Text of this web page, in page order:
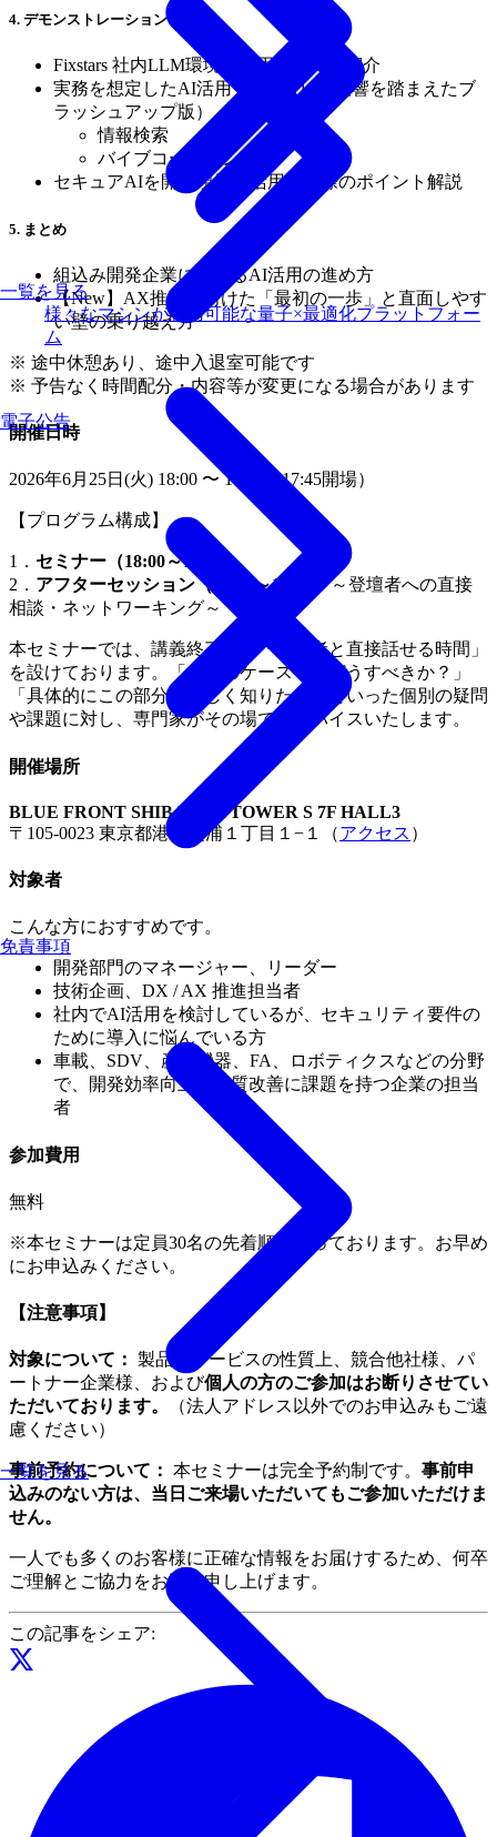
一覧を見る
様々なマシンが利用可能な量子×最適化プラットフォー
ム
電子公告
免責事項
一覧を見る
4. デモンストレーション
Fixstars 社内LLM環境の利用イメージ紹介
実務を想定したAI活用デモ（5/19の反響を踏まえたブ
ラッシュアップ版）
情報検索
バイブコーディング
セキュアAIを開発現場で活用する際のポイント解説
5. まとめ
組込み開発企業におけるAI活用の進め方
【New】AX推進に向けた「最初の一歩」と直面しやす
い壁の乗り越え方
※ 途中休憩あり、途中入退室可能です
※ 予告なく時間配分・内容等が変更になる場合があります
開催日時
2026年6月25日(火) 18:00 〜 19:30（17:45開場）
【プログラム構成】
1． セミナー（18:00～19:00）
2． アフターセッション（19:00～19:30）～登壇者への直接
相談・ネットワーキング～
本セミナーでは、講義終了後に「登壇者と直接話せる時間」
を設けております。「自社のケースではどうすべきか？」
「具体的にこの部分を詳しく知りたい」といった個別の疑問
や課題に対し、専門家がその場でアドバイスいたします。
開催場所
BLUE FRONT SHIBAURA TOWER S 7F HALL3
〒105-0023 東京都港区芝浦１丁目１−１（アクセス ）
対象者
こんな方におすすめです。
開発部門のマネージャー、リーダー
技術企画、DX / AX 推進担当者
社内でAI活用を検討しているが、セキュリティ要件の
ために導入に悩んでいる方
車載、SDV、産業機器、FA、ロボティクスなどの分野
で、開発効率向上や品質改善に課題を持つ企業の担当
者
参加費用
無料
※本セミナーは定員30名の先着順となっております。お早め
にお申込みください。
【注意事項】
対象について： 製品・サービスの性質上、競合他社様、パ
ートナー企業様、および個人の方のご参加はお断りさせてい
ただいております。
（法人アドレス以外でのお申込みもご遠
慮ください）
事前予約について： 本セミナーは完全予約制です。 事前申
込みのない方は、当日ご来場いただいてもご参加いただけま
せん。
一人でも多くのお客様に正確な情報をお届けするため、何卒
ご理解とご協力をお願い申し上げます。
この記事をシェア: